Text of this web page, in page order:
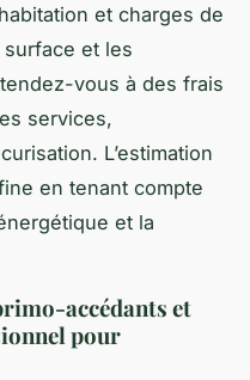
et charges de
et les
vous à des frais
services,
L’estimation
en tenant compte
et la
accédants et
pour